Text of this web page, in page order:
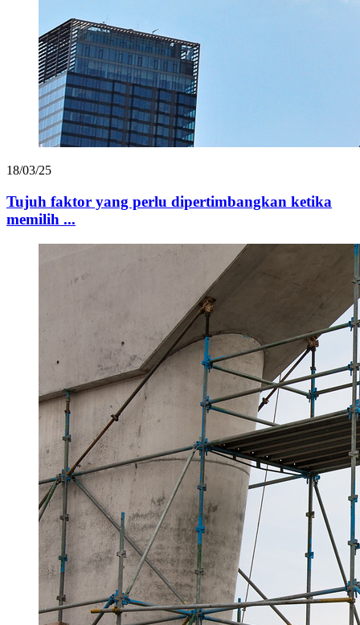
18/03/25
Tujuh faktor yang perlu dipertimbangkan ketika
memilih ...